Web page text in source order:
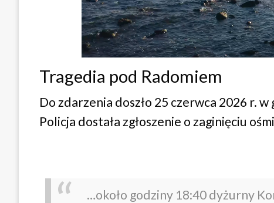
Tragedia pod Radomiem
Do zdarzenia doszło 25 czerwca 2026 r.
Policja dostała zgłoszenie o zaginięciu
…około godziny 18:40 dyżurny